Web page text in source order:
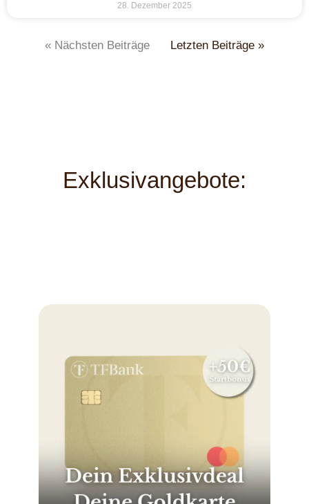
28. Dezember 2025
« Nächsten Beiträge Letzten Beiträge »
Exklusivangebote: